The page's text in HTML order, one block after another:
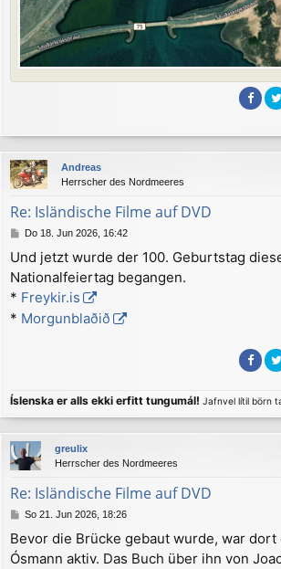
Andreas
Herrscher des Nordmeeres
Re: Isländische Filme auf DVD
B
i
t
r
a
g
Do 18. Jun 2026, 16:42
Und jetzt wurde der 100. Geburtstag
Nationalfeiertag begangen.
* Freykir.is
* Morgunblaðið
Íslenska er alls ekki erfitt tungumál! Jafnvel lítil börn
greulix
Herrscher des Nordmeeres
Re: Isländische Filme auf DVD
B
i
t
So 21. Jun 2026, 18:26
Bevor die Brücke gebaut wurde, war dort
Ósmann aktiv. Das Buch über ihn von